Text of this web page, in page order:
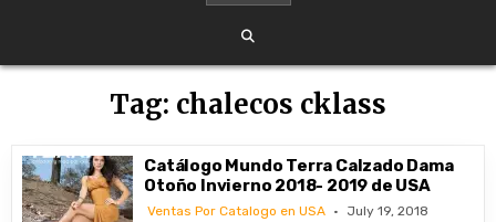
Tag: chalecos cklass
Catálogo Mundo Terra Calzado Dama
Otoño Invierno 2018- 2019 de USA
Ventas Por Catalogo en USA July 19, 2018